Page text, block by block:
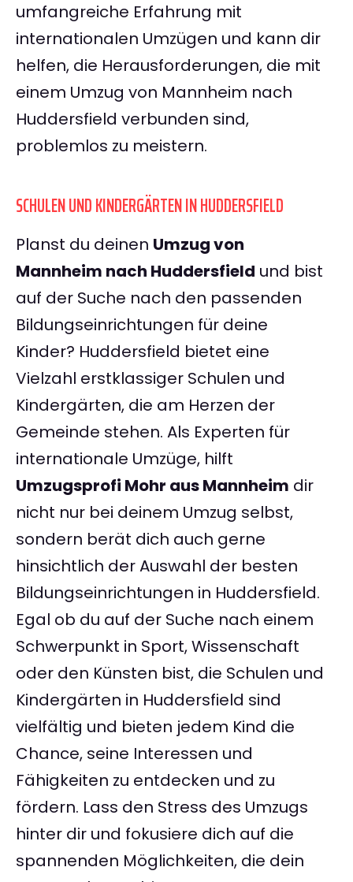
umfangreiche Erfahrung mit
internationalen Umzügen und kann dir
helfen, die Herausforderungen, die mit
einem Umzug von Mannheim nach
Huddersfield verbunden sind,
problemlos zu meistern.
SCHULEN UND KINDERGÄRTEN IN HUDDERSFIELD
Planst du deinen Umzug von
Mannheim nach Huddersfield und bist
auf der Suche nach den passenden
Bildungseinrichtungen für deine
Kinder? Huddersfield bietet eine
Vielzahl erstklassiger Schulen und
Kindergärten, die am Herzen der
Gemeinde stehen. Als Experten für
internationale Umzüge, hilft
Umzugsprofi Mohr aus Mannheim dir
nicht nur bei deinem Umzug selbst,
sondern berät dich auch gerne
hinsichtlich der Auswahl der besten
Bildungseinrichtungen in Huddersfield.
Egal ob du auf der Suche nach einem
Schwerpunkt in Sport, Wissenschaft
oder den Künsten bist, die Schulen und
Kindergärten in Huddersfield sind
vielfältig und bieten jedem Kind die
Chance, seine Interessen und
Fähigkeiten zu entdecken und zu
fördern. Lass den Stress des Umzugs
hinter dir und fokusiere dich auf die
spannenden Möglichkeiten, die dein